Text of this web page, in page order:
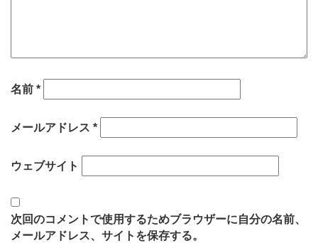
名前 *
メールアドレス *
ウェブサイト
次回のコメントで使用するためブラウザーに自分の名前、
メールアドレス、サイトを保存する。